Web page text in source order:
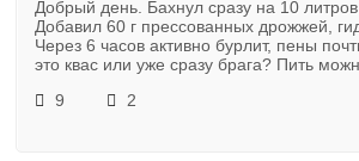
Добрый день. Бахнул сразу на 10 литров
Добавил 60 г прессованных дрожжей,
Через 6 часов активно бурлит, пены
это квас или уже сразу брага? Пить
9
2